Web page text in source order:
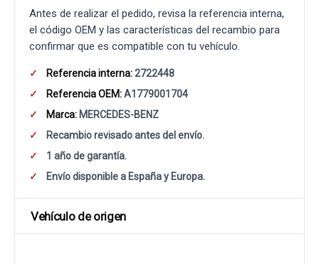
Antes de realizar el pedido, revisa la referencia interna,
el código OEM y las características del recambio para
confirmar que es compatible con tu vehículo.
Referencia interna:2722448
Referencia OEM:A1779001704
Marca: MERCEDES-BENZ
Recambio revisado antes del envío.
1 año de garantía.
Envío disponible a España y Europa.
Vehículo de origen